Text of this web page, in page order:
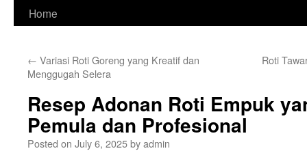
Home
← Variasi Roti Goreng yang Kreatif dan
Menggugah Selera
Roti
Resep Adonan Roti Empuk
Pemula dan Profesional
Posted on July 6, 2025byadmin